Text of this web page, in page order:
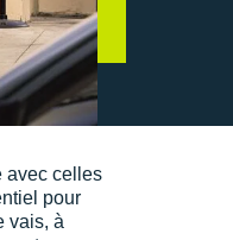
avec celles
pour
vais, à